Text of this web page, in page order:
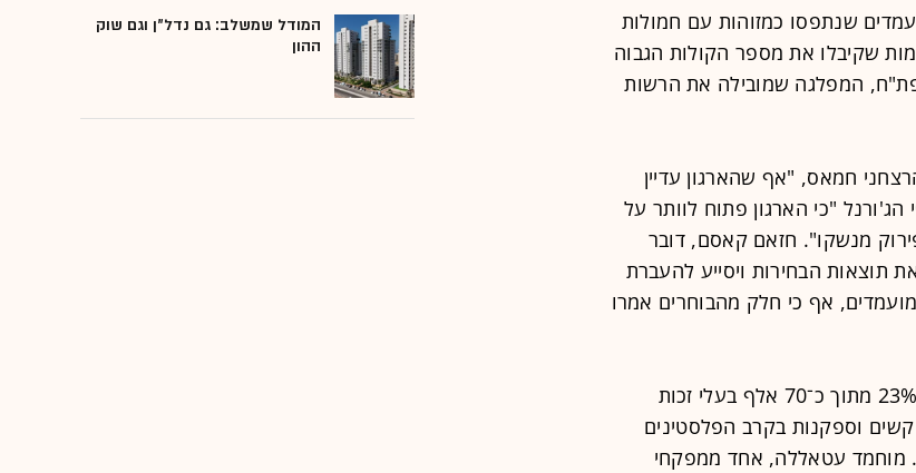
שנתפסו כמזוהות עם חמולות
שקיבלו את מספר הקולות הגבוה
המפלגה שמובילה את הרשות
חמאס, "אף שהארגון עדיין
לפי הג'ורנל "כי הארגון פתוח לוותר על
מנשקו". חזאם קאסם, דובר
תוצאות הבחירות ויסייע להעברת
אף כי חלק מהבוחרים אמרו
שיעור ההצבעה בדיר אל-באלח היה נמוך. רק כ-23% מתוך כ־70 אלף בעלי זכות
וספקנות בקרב הפלסטינים
מוחמד עטאללה, אחד ממפקחי
המודל שמשלב: גם נדל"ן וגם שוק
ההון